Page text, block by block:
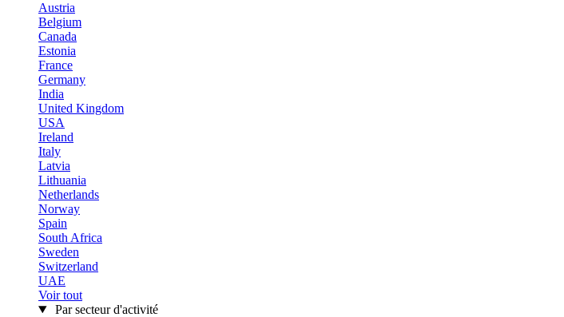
Austria
Belgium
Canada
Estonia
France
Germany
India
United Kingdom
USA
Ireland
Italy
Latvia
Lithuania
Netherlands
Norway
Spain
South Africa
Sweden
Switzerland
UAE
Voir tout
Par secteur d'activité